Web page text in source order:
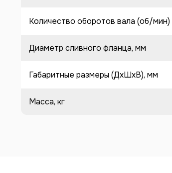
Количество оборотов вала (об/мин)
Диаметр сливного фланца, мм
Габаритные размеры (ДхШхВ), мм
Масса, кг